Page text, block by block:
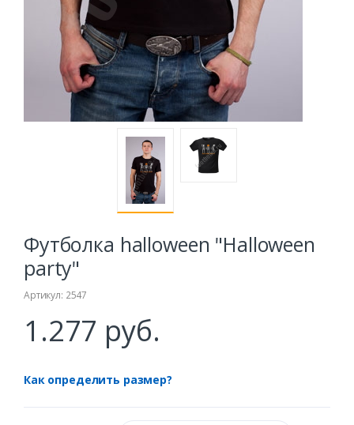
Футболка halloween "Halloween
party"
Артикул: 2547
1.277 руб.
Как определить размер?